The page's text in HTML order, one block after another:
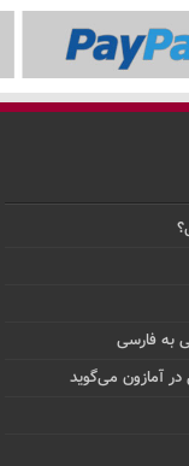
به فارسی
در آمازون می‌گوید